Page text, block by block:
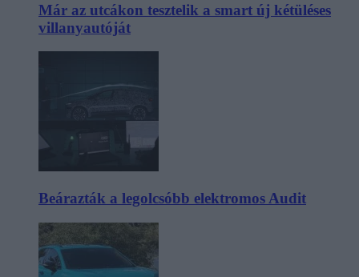
Már az utcákon tesztelik a smart új kétüléses
villanyautóját
Beárazták a legolcsóbb elektromos Audit